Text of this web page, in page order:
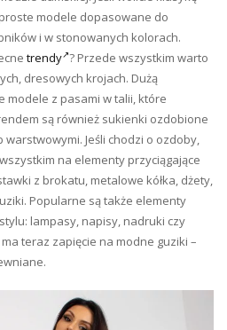
modele dopasowane do
i w stonowanych kolorach.
trendy ? Przede wszystkim warto
dresowych krojach. Dużą
modele z pasami w talii, które
są również sukienki ozdobione
Jeśli chodzi o ozdoby,
na elementy przyciągające
z brokatu, metalowe kółka, dżety,
Popularne są także elementy
lampasy, napisy, nadruki czy
teraz zapięcie na modne guziki –